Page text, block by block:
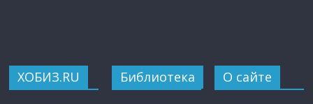
ХОБИЗ.RU Библиотека О сайте